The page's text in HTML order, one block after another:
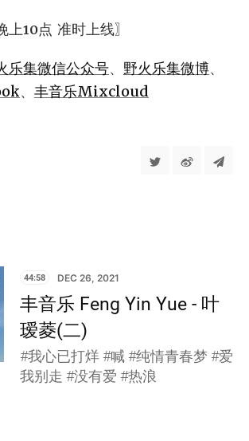
上10点 准时上线〗
乐集微信公众号、 野火乐集微博、
、 丰音乐Mixcloud
44:58 DEC 26, 2021
丰音乐 Feng Yin Yue - 叶
瑷菱(二)
#我心已打烊 #喊 #纯情青春梦 #爱
我别走 #没有爱 #热浪